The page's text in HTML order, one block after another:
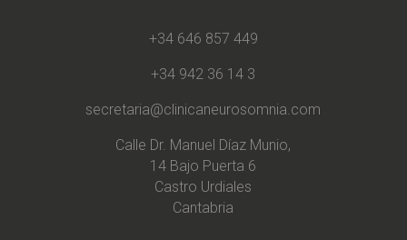
+34 646 857 449
+34 942 36 14 3
secretaria@clinicaneurosomnia.com
Calle Dr. Manuel Díaz Munio,
14 Bajo Puerta 6
Castro Urdiales
Cantabria